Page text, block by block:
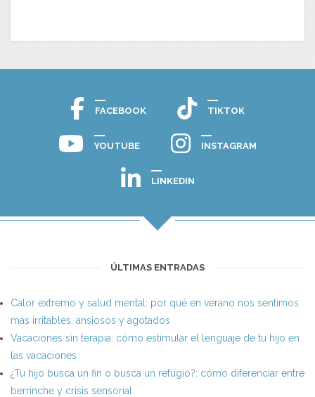
FACEBOOK TIKTOK
YOUTUBE INSTAGRAM
LINKEDIN
ÚLTIMAS ENTRADAS
Calor extremo y salud mental: por qué en verano nos sentimos
más irritables, ansiosos y agotados
Vacaciones sin terapia: cómo estimular el lenguaje de tu hijo en
las vacaciones
¿Tu hijo busca un fin o busca un refugio?: cómo diferenciar entre
berrinche y crisis sensorial